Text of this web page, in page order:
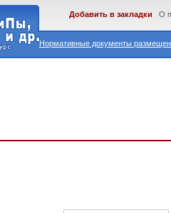
Нормативные документы
Добавить в закладки О